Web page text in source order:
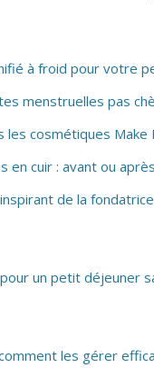
à froid pour votre
menstruelles pas
les cosmétiques
en cuir : avant ou
de la fondatrice
un petit déjeuner
les gérer